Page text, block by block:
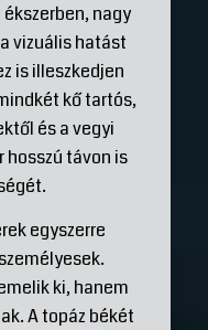
nagy
vizuális hatást
is illeszkedjen
kő tartós,
és a vegyi
hosszú távon is
egyszerre
ki, hanem
A topáz békét